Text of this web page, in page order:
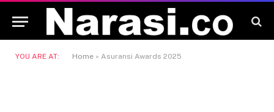
YOU ARE AT: Home » Asuransi Awards 2025